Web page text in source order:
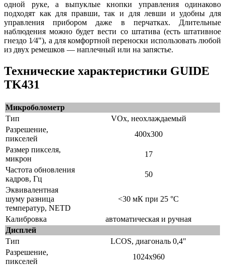
одной руке, а выпуклые кнопки управления одинаково
подходят как для правши, так и для левши и удобны для
управления прибором даже в перчатках. Длительные
наблюдения можно будет вести со штатива (есть штативное
гнездо 1⁄4"), а для комфортной переноски использовать любой
из двух ремешков — наплечный или на запястье.
Технические характеристики GUIDE
TK431
Микроболометр
Тип
VOx, неохлаждаемый
Разрешение,
пикселей
400x300
Размер пикселя,
микрон
17
Частота обновления
кадров, Гц
50
Эквивалентная
шуму разница
температур, NETD
<30 мК при 25 °C
Калибровка
автоматическая и ручная
Дисплей
Тип
LCOS, диагональ 0,4"
Разрешение,
пикселей
1024x960